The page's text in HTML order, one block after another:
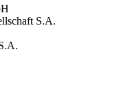
S.A.